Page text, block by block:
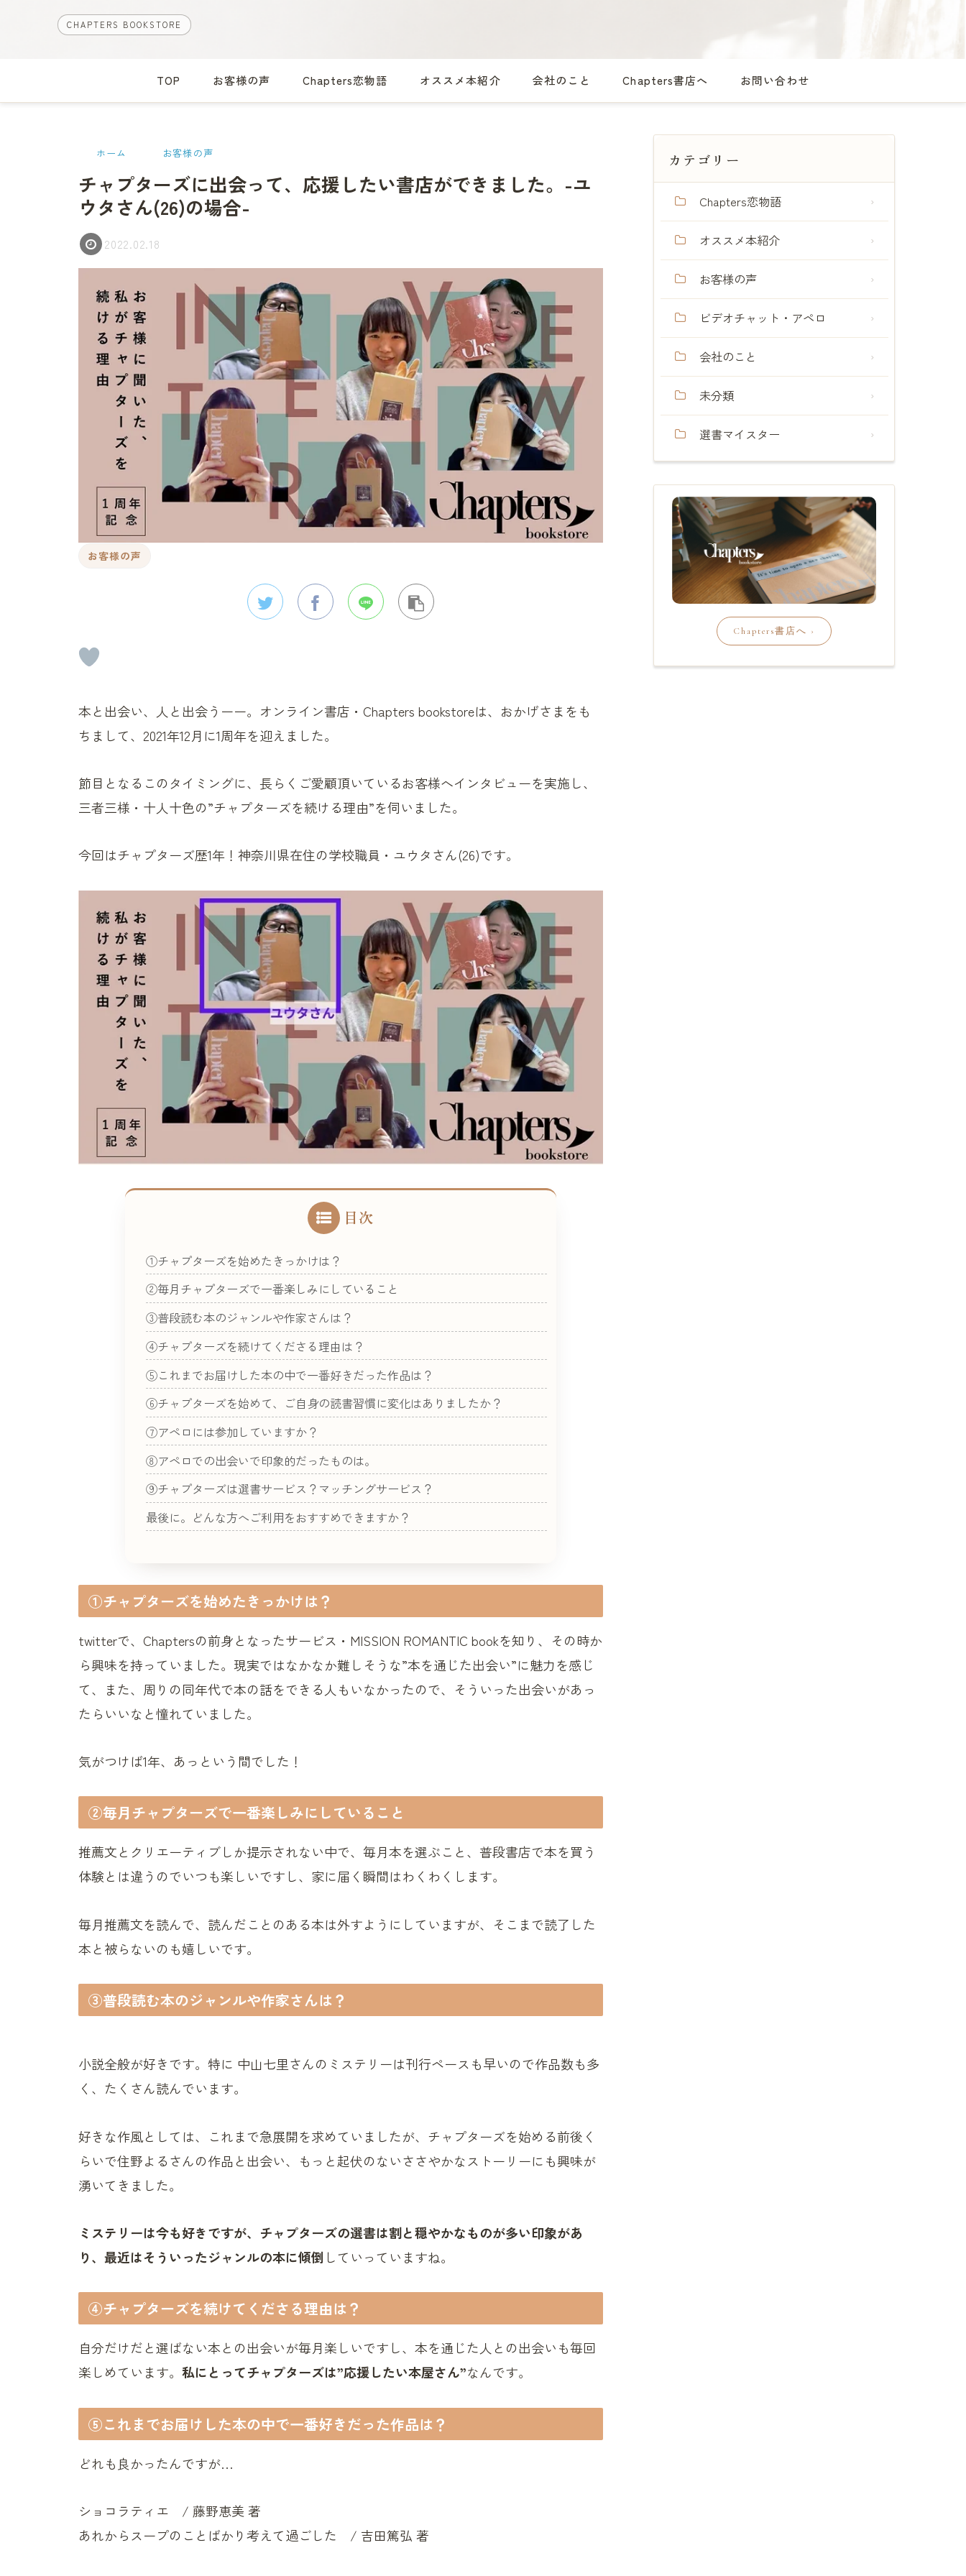
CHAPTERS BOOKSTORE
TOP お客様の声 Chapters恋物語 オススメ本紹介 会社のこと Chapters書店へ お問い合わせ
ホーム お客様の声
チャプターズに出会って、応援したい書店ができました。-ユ
ウタさん(26)の場合-
2022.02.18
お客様の声
本と出会い、人と出会うーー。オンライン書店・Chapters bookstoreは、おかげさまをも
ちまして、2021年12月に1周年を迎えました。
節目となるこのタイミングに、長らくご愛顧頂いているお客様へインタビューを実施し、
三者三様・十人十色の”チャプターズを続ける理由”を伺いました。
今回はチャプターズ歴1年！神奈川県在住の学校職員・ユウタさん(26)です。
目次
①チャプターズを始めたきっかけは？
②毎月チャプターズで一番楽しみにしていること
③普段読む本のジャンルや作家さんは？
④チャプターズを続けてくださる理由は？
⑤これまでお届けした本の中で一番好きだった作品は？
⑥チャプターズを始めて、ご自身の読書習慣に変化はありましたか？
⑦アペロには参加していますか？
⑧アペロでの出会いで印象的だったものは。
⑨チャプターズは選書サービス？マッチングサービス？
最後に。どんな方へご利用をおすすめできますか？
①チャプターズを始めたきっかけは？
twitterで、Chaptersの前身となったサービス・MISSION ROMANTIC bookを知り、その時か
ら興味を持っていました。現実ではなかなか難しそうな”本を通じた出会い”に魅力を感じ
て、また、周りの同年代で本の話をできる人もいなかったので、そういった出会いがあっ
たらいいなと憧れていました。
気がつけば1年、あっという間でした！
②毎月チャプターズで一番楽しみにしていること
推薦文とクリエーティブしか提示されない中で、毎月本を選ぶこと、普段書店で本を買う
体験とは違うのでいつも楽しいですし、家に届く瞬間はわくわくします。
毎月推薦文を読んで、読んだことのある本は外すようにしていますが、そこまで読了した
本と被らないのも嬉しいです。
③普段読む本のジャンルや作家さんは？
小説全般が好きです。特に 中山七里さんのミステリーは刊行ペースも早いので作品数も多
く、たくさん読んでいます。
好きな作風としては、これまで急展開を求めていましたが、チャプターズを始める前後く
らいで住野よるさんの作品と出会い、もっと起伏のないささやかなストーリーにも興味が
湧いてきました。
ミステリーは今も好きですが、チャプターズの選書は割と穏やかなものが多い印象があ
り、最近はそういったジャンルの本に傾倒 していっていますね。
④チャプターズを続けてくださる理由は？
自分だけだと選ばない本との出会いが毎月楽しいですし、本を通じた人との出会いも毎回
楽しめています。 私にとってチャプターズは”応援したい本屋さん”なんです。
⑤これまでお届けした本の中で一番好きだった作品は？
どれも良かったんですが…
ショコラティエ / 藤野恵美 著
あれからスープのことばかり考えて過ごした / 吉田篤弘 著
カテゴリー
Chapters恋物語
オススメ本紹介
お客様の声
ビデオチャット・アペロ
会社のこと
未分類
選書マイスター